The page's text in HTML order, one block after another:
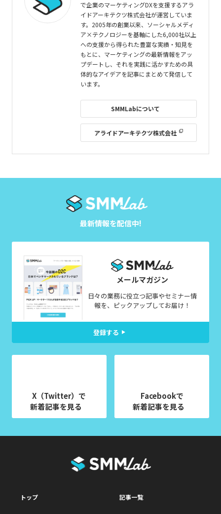
で企業のマーケティングDXを支援するアラ
イドアーキテクツ株式会社が運営していま
す。2005年の創業以来、ソーシャルメディ
ア×テクノロジーを基軸にした6,000社以上
への支援から得られた豊富な実績・知見を
もとに、マーケティングの最新情報をアッ
プデートし、それを実践に活かすための具
体的なアイデアを記事にまとめて発信して
います。
SMMLabについて
アライドアーキテクツ株式会社
最新情報を配信中!
メールマガジン
日々の業務に役立つ記事やセミナー情
報を、ピックアップしてお届け！
登録する
X（Twitter）で
新着記事を見る
Facebookで
新着記事を見る
トップ 記事一覧